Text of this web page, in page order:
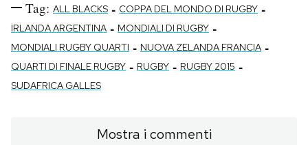
Tag: ALL BLACKS - COPPA DEL MONDO DI RUGBY -
IRLANDA ARGENTINA - MONDIALI DI RUGBY -
MONDIALI RUGBY QUARTI - NUOVA ZELANDA FRANCIA -
QUARTI DI FINALE RUGBY - RUGBY - RUGBY 2015 -
SUDAFRICA GALLES
Mostra i commenti